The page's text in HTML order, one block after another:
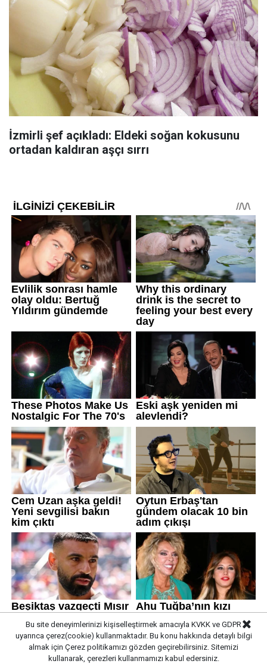
İzmirli şef açıkladı: Eldeki soğan kokusunu
ortadan kaldıran aşçı sırrı
Bu site deneyimlerinizi kişiselleştirmek amacıyla KVKK ve GDPR
uyarınca çerez(cookie) kullanmaktadır. Bu konu hakkında detaylı bilgi
almak için Çerez politikamızı gözden geçirebilirsiniz. Sitemizi
kullanarak, çerezleri kullanmamızı kabul edersiniz.